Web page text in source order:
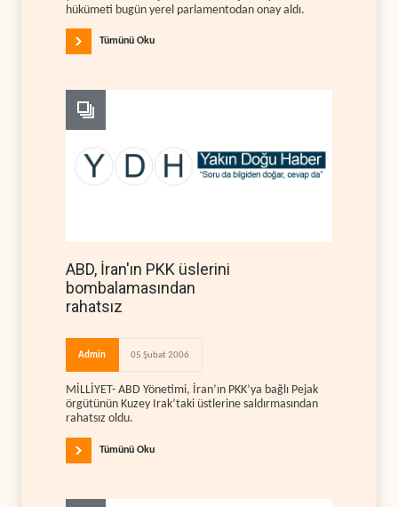
hükümeti bugün yerel parlamentodan onay aldı.
Tümünü Oku
ABD, İran'ın PKK üslerini
bombalamasından
rahatsız
Admin 05 Şubat 2006
MİLLİYET- ABD Yönetimi, İran’ın PKK’ya bağlı Pejak
örgütünün Kuzey Irak’taki üstlerine saldırmasından
rahatsız oldu.
Tümünü Oku